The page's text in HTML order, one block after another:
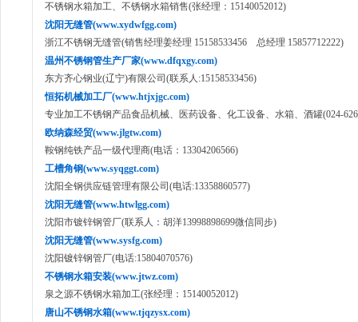
不锈钢水箱加工、不锈钢水箱销售(张经理：15140052012)
沈阳无缝管(www.xydwfgg.com)
浙江不锈钢无缝管(销售经理姜经理 15158533456 总经理 15857712222)
温州不锈钢管生产厂家(www.dfqxgy.com)
东方齐心钢业(辽宁)有限公司(联系人:15158533456)
恒拓机械加工厂(www.htjxjgc.com)
专业加工不锈钢产品食品机械、医药设备、化工设备、水箱、酒罐(024-
欧纳森经贸(www.jlgtw.com)
鞍钢纯铁产品一级代理商(电话：13304206566)
工槽角钢(www.syqggt.com)
沈阳全钢供应链管理有限公司(电话:13358860577)
沈阳无缝管(www.htwlgg.com)
沈阳市镀锌钢管厂(联系人：胡洋13998898699微信同步)
沈阳无缝管(www.sysfg.com)
沈阳镀锌钢管厂(电话:15804070576)
不锈钢水箱安装(www.jtwz.com)
泉之源不锈钢水箱加工(张经理：15140052012)
唐山不锈钢水箱(www.tjqzysx.com)